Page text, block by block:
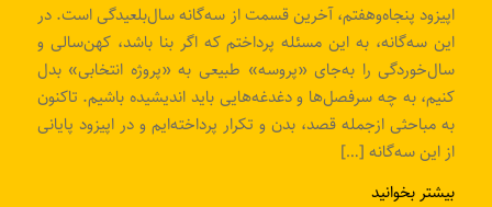
اپیزود پنجاه‌وهفتم، آخرین قسمت از سه‌گانه سال‌بلعیدگی است. در
این سه‌گانه، به این مسئله پرداختم که اگر بنا باشد، کهن‌سالی و
سال‌خوردگی را به‌جای «پروسه» طبیعی به «پروژه انتخابی» بدل
کنیم، به چه سرفصل‌ها و دغدغه‌هایی باید اندیشیده باشیم. تاکنون
به مباحثی ازجمله قصد، بدن و تکرار پرداخته‌ایم و در اپیزود پایانی
از این سه‌گانه […]
بیشتر بخوانید